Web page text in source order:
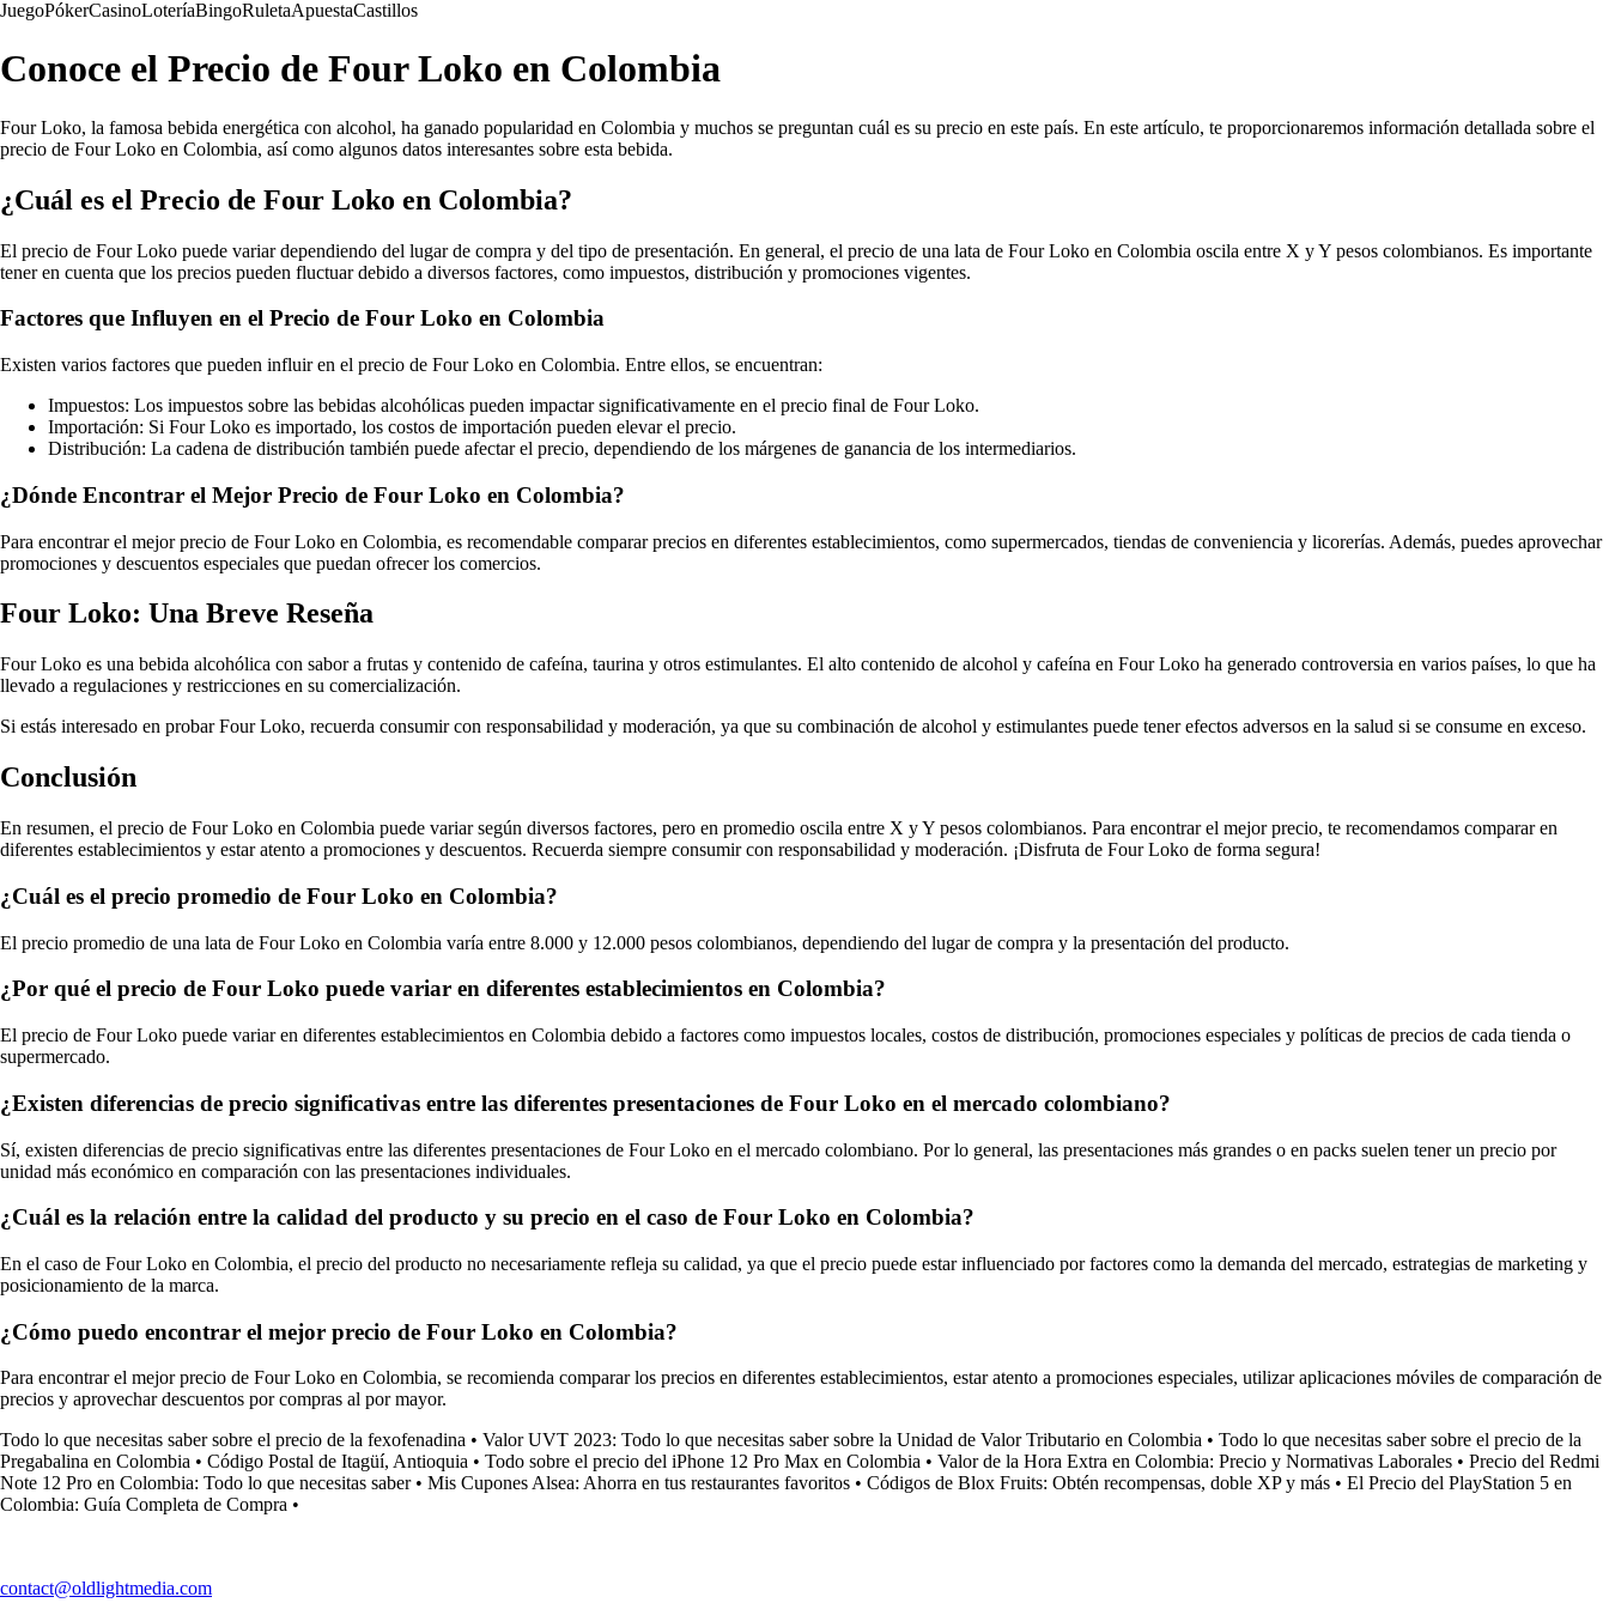
JuegoPókerCasinoLoteríaBingoRuletaApuestaCastillos
Conoce el Precio de Four Loko en Colombia
Four Loko, la famosa bebida energética con alcohol, ha ganado popularidad en Colombia y muchos se preguntan cuál es su precio en este país. En este artículo, te proporcionaremos información detallada sobre el
precio de Four Loko en Colombia, así como algunos datos interesantes sobre esta bebida.
¿Cuál es el Precio de Four Loko en Colombia?
El precio de Four Loko puede variar dependiendo del lugar de compra y del tipo de presentación. En general, el precio de una lata de Four Loko en Colombia oscila entre X y Y pesos colombianos. Es importante
tener en cuenta que los precios pueden fluctuar debido a diversos factores, como impuestos, distribución y promociones vigentes.
Factores que Influyen en el Precio de Four Loko en Colombia
Existen varios factores que pueden influir en el precio de Four Loko en Colombia. Entre ellos, se encuentran:
Impuestos: Los impuestos sobre las bebidas alcohólicas pueden impactar significativamente en el precio final de Four Loko.
Importación: Si Four Loko es importado, los costos de importación pueden elevar el precio.
Distribución: La cadena de distribución también puede afectar el precio, dependiendo de los márgenes de ganancia de los intermediarios.
¿Dónde Encontrar el Mejor Precio de Four Loko en Colombia?
Para encontrar el mejor precio de Four Loko en Colombia, es recomendable comparar precios en diferentes establecimientos, como supermercados, tiendas de conveniencia y licorerías. Además, puedes aprovechar
promociones y descuentos especiales que puedan ofrecer los comercios.
Four Loko: Una Breve Reseña
Four Loko es una bebida alcohólica con sabor a frutas y contenido de cafeína, taurina y otros estimulantes. El alto contenido de alcohol y cafeína en Four Loko ha generado controversia en varios países, lo que ha
llevado a regulaciones y restricciones en su comercialización.
Si estás interesado en probar Four Loko, recuerda consumir con responsabilidad y moderación, ya que su combinación de alcohol y estimulantes puede tener efectos adversos en la salud si se consume en exceso.
Conclusión
En resumen, el precio de Four Loko en Colombia puede variar según diversos factores, pero en promedio oscila entre X y Y pesos colombianos. Para encontrar el mejor precio, te recomendamos comparar en
diferentes establecimientos y estar atento a promociones y descuentos. Recuerda siempre consumir con responsabilidad y moderación. ¡Disfruta de Four Loko de forma segura!
¿Cuál es el precio promedio de Four Loko en Colombia?
El precio promedio de una lata de Four Loko en Colombia varía entre 8.000 y 12.000 pesos colombianos, dependiendo del lugar de compra y la presentación del producto.
¿Por qué el precio de Four Loko puede variar en diferentes establecimientos en Colombia?
El precio de Four Loko puede variar en diferentes establecimientos en Colombia debido a factores como impuestos locales, costos de distribución, promociones especiales y políticas de precios de cada tienda o
supermercado.
¿Existen diferencias de precio significativas entre las diferentes presentaciones de Four Loko en el mercado colombiano?
Sí, existen diferencias de precio significativas entre las diferentes presentaciones de Four Loko en el mercado colombiano. Por lo general, las presentaciones más grandes o en packs suelen tener un precio por
unidad más económico en comparación con las presentaciones individuales.
¿Cuál es la relación entre la calidad del producto y su precio en el caso de Four Loko en Colombia?
En el caso de Four Loko en Colombia, el precio del producto no necesariamente refleja su calidad, ya que el precio puede estar influenciado por factores como la demanda del mercado, estrategias de marketing y
posicionamiento de la marca.
¿Cómo puedo encontrar el mejor precio de Four Loko en Colombia?
Para encontrar el mejor precio de Four Loko en Colombia, se recomienda comparar los precios en diferentes establecimientos, estar atento a promociones especiales, utilizar aplicaciones móviles de comparación de
precios y aprovechar descuentos por compras al por mayor.
Todo lo que necesitas saber sobre el precio de la fexofenadina • Valor UVT 2023: Todo lo que necesitas saber sobre la Unidad de Valor Tributario en Colombia • Todo lo que necesitas saber sobre el precio de la
Pregabalina en Colombia • Código Postal de Itagüí, Antioquia • Todo sobre el precio del iPhone 12 Pro Max en Colombia • Valor de la Hora Extra en Colombia: Precio y Normativas Laborales • Precio del Redmi
Note 12 Pro en Colombia: Todo lo que necesitas saber• Mis Cupones Alsea: Ahorra en tus restaurantes favoritos • Códigos de Blox Fruits: Obtén recompensas, doble XP y más • El Precio del PlayStation 5 en
Colombia: Guía Completa de Compra •
contact@oldlightmedia.com